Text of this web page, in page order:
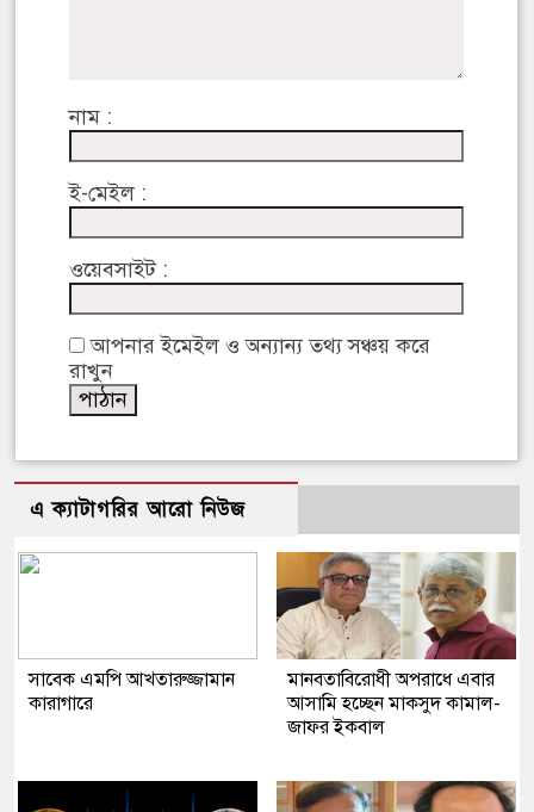
নাম :
ই-মেইল :
ওয়েবসাইট :
আপনার ইমেইল ও অন্যান্য তথ্য সঞ্চয় করে
রাখুন
এ ক্যাটাগরির আরো নিউজ
সাবেক এমপি আখতারুজ্জামান
কারাগারে
মানবতাবিরোধী অপরাধে এবার
আসামি হচ্ছেন মাকসুদ কামাল-
জাফর ইকবাল